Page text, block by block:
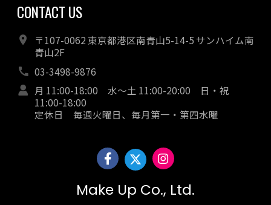
CONTACT US
〒107-0062 東京都港区南青山5-14-5 サンハイム南
青山2F
03-3498-9876
月 11:00-18:00 水～土 11:00-20:00 日・祝
11:00-18:00
定休日 毎週火曜日、毎月第一・第四水曜
Make Up Co., Ltd.